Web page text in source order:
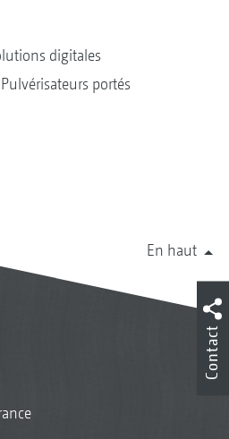
digitales
Pulvérisateurs portés
En haut
Contact